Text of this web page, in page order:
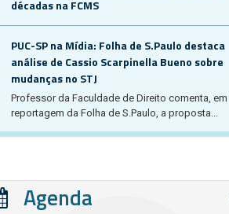
décadas na FCMS
PUC-SP na Mídia: Folha de S.Paulo destaca
análise de Cassio Scarpinella Bueno sobre
mudanças no STJ
Professor da Faculdade de Direito comenta, em
reportagem da Folha de S.Paulo, a proposta...
Agenda